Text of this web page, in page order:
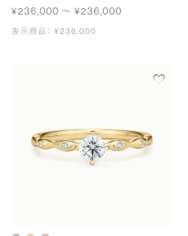
¥236,000 〜 ¥236,000
表示商品： ¥236,000